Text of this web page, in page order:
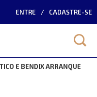
ENTRE CADASTRE-SE
E BENDIX ARRANQUE